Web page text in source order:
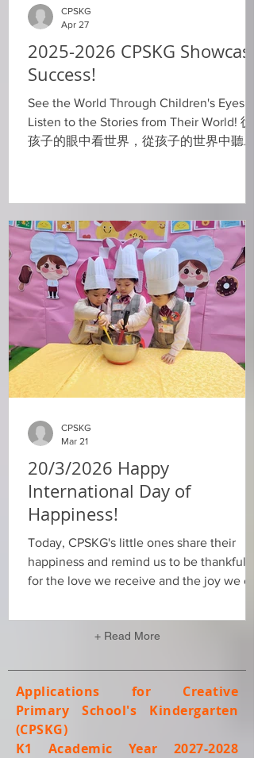
2025-2026 CPSKG Showcase
Success!
See the World Through Children's Eyes,
Listen to the Stories from Their World! 從
孩子的眼中看世界，從孩子的世界中聽故
everything. It was truly a proud and
treasured moment to see our little ones
confidently share their stories through the
artwork, present their mindmap, and
explain their learning reports to parents —
all with so much courage and joy!
CPSKG
Apr 27
20/3/2026 Happy
International Day of
Happiness!
Today, CPSKG's little ones share their
happiness and remind us to be thankful -
for the love we receive and the joy we
teachers, and friends And we had a sweet
surprise too - we made chocolate Feeling
天國際幸福日，孩子們透過文字和圖畫記
錄感到幸福的事情，及與老師一起體驗製
作和吃朱古力感受幸福甜蜜的感覺
CPSKG
Mar 21
+ Read More
Applications for Creative
Primary School's Kindergarten
(CPSKG)
K1 Academic Year 2027-2028